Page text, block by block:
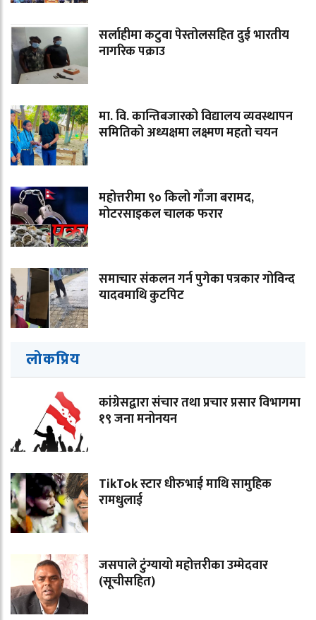
सर्लाहीमा कटुवा पेस्तोलसहित दुई भारतीय
नागरिक पक्राउ
मा. वि. कान्तिबजारको विद्यालय व्यवस्थापन
समितिको अध्यक्षमा लक्ष्मण महतो चयन
महोत्तरीमा ९० किलो गाँजा बरामद,
मोटरसाइकल चालक फरार
समाचार संकलन गर्न पुगेका पत्रकार गोविन्द
यादवमाथि कुटपिट
लोकप्रिय
कांग्रेसद्वारा संचार तथा प्रचार प्रसार विभागमा
१९ जना मनोनयन
TikTok स्टार धीरुभाई माथि सामुहिक
रामधुलाई
जसपाले टुंग्यायो महोत्तरीका उम्मेदवार
(सूचीसहित)